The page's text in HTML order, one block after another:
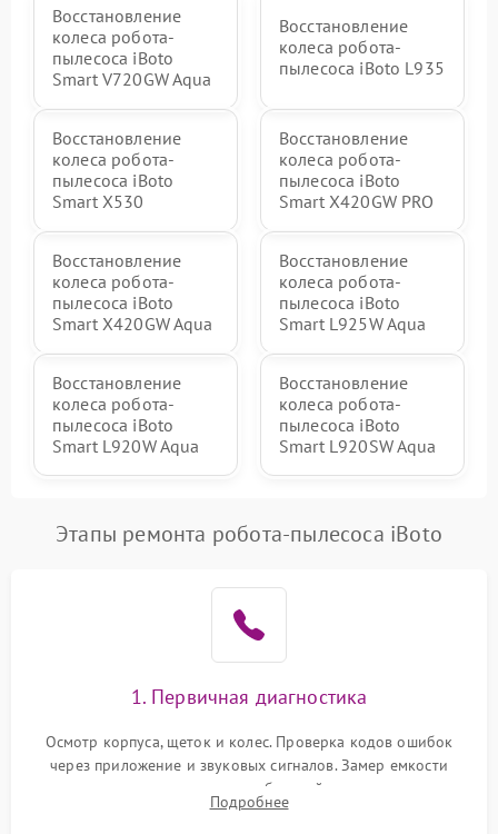
Восстановление
колеса робота-
пылесоса iBoto
Smart V720GW Aqua
Восстановление
колеса робота-
пылесоса iBoto L935
Восстановление
колеса робота-
пылесоса iBoto
Smart X530
Восстановление
колеса робота-
пылесоса iBoto
Smart Х420GW PRO
Восстановление
колеса робота-
пылесоса iBoto
Smart Х420GW Aqua
Восстановление
колеса робота-
пылесоса iBoto
Smart L925W Aqua
Восстановление
колеса робота-
пылесоса iBoto
Smart L920W Aqua
Восстановление
колеса робота-
пылесоса iBoto
Smart L920SW Aqua
Этапы ремонта робота-пылесоса iBoto
1. Первичная диагностика
Осмотр корпуса, щеток и колес. Проверка кодов ошибок
через приложение и звуковых сигналов. Замер емкости
аккумулятора и тестирование базовой станции зарядки.
Оценка работы лидара, бампера и датчиков падения для
Подробнее